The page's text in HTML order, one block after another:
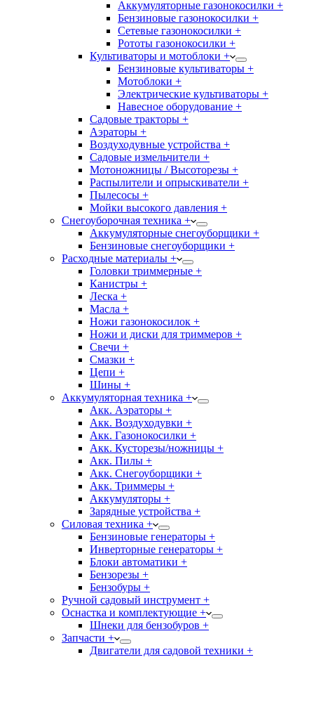
Аккумуляторные газонокосилки +
Бензиновые газонокосилки +
Сетевые газонокосилки +
Рототы газонокосилки +
Культиваторы и мотоблоки +
Бензиновые культиваторы +
Мотоблоки +
Электрические культиваторы +
Навесное оборудование +
Садовые тракторы +
Аэраторы +
Воздуходувные устройства +
Садовые измельчители +
Мотоножницы / Высоторезы +
Распылители и опрыскиватели +
Пылесосы +
Мойки высокого давления +
Снегоуборочная техника +
Аккумуляторные снегоуборщики +
Бензиновые снегоуборщики +
Расходные материалы +
Головки триммерные +
Канистры +
Леска +
Масла +
Ножи газонокосилок +
Ножи и диски для триммеров +
Свечи +
Смазки +
Цепи +
Шины +
Аккумуляторная техника +
Акк. Аэраторы +
Акк. Воздуходувки +
Акк. Газонокосилки +
Акк. Кусторезы/ножницы +
Акк. Пилы +
Акк. Снегоуборщики +
Акк. Триммеры +
Аккумуляторы +
Зарядные устройства +
Силовая техника +
Бензиновые генераторы +
Инверторные генераторы +
Блоки автоматики +
Бензорезы +
Бензобуры +
Ручной садовый инструмент +
Оснастка и комплектующие +
Шнеки для бензобуров +
Запчасти +
Двигатели для садовой техники +